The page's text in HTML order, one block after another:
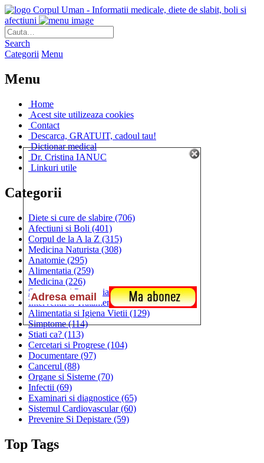
Corpul Uman - Informatii medicale, diete de slabit, boli si
afectiuni
Search
Categorii Menu
Menu
Home
Acest site utilizeaza cookies
Contact
Descarca, GRATUIT, cadoul tau!
Dictionar medical
Dr. Cristina IANUC
Linkuri utile
Categorii
Diete si cure de slabire (706)
Afectiuni si Boli (401)
Corpul de la A la Z (315)
Medicina Naturista (308)
Anatomie (295)
Alimentatia (259)
Medicina (226)
Sanatatea si Preventia(170)
Interventii si Tratamente(167)
Alimentatia si Igiena Vietii (129)
Simptome(114)
Stiati ca? (113)
Cercetari si Progrese (104)
Documentare (97)
Cancerul (88)
Organe si Sisteme (70)
Infectii (69)
Examinari si diagnostice (65)
Sistemul Cardiovascular(60)
Prevenire Si Depistare (59)
Top Tags